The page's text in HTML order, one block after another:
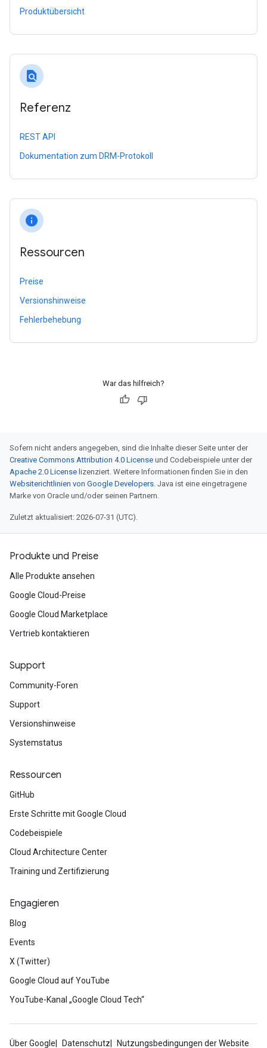
Produktübersicht
find_in_page
Referenz
REST API
Dokumentation zum DRM-Protokoll
info
Ressourcen
Preise
Versionshinweise
Fehlerbehebung
War das hilfreich?
Sofern nicht anders angegeben, sind die Inhalte dieser Seite unter der
Creative Commons Attribution 4.0 License und Codebeispiele unter der
Apache 2.0 License lizenziert. Weitere Informationen finden Sie in den
Websiterichtlinien von Google Developers. Java ist eine eingetragene
Marke von Oracle und/oder seinen Partnern.
Zuletzt aktualisiert: 2026-07-31 (UTC).
Produkte und Preise
Alle Produkte ansehen
Google Cloud-Preise
Google Cloud Marketplace
Vertrieb kontaktieren
Support
Community-Foren
Support
Versionshinweise
Systemstatus
Ressourcen
GitHub
Erste Schritte mit Google Cloud
Codebeispiele
Cloud Architecture Center
Training und Zertifizierung
Engagieren
Blog
Events
X (Twitter)
Google Cloud auf YouTube
YouTube-Kanal „Google Cloud Tech“
Über Google Datenschutz Nutzungsbedingungen der Website